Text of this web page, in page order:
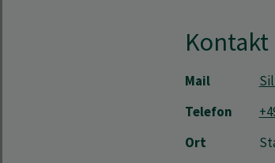
Kontakt
Mail
Telefon
Ort